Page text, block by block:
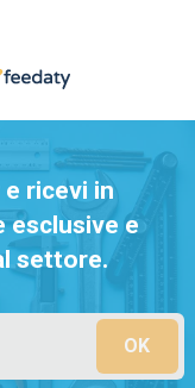
ricevi in
esclusive e
settore.